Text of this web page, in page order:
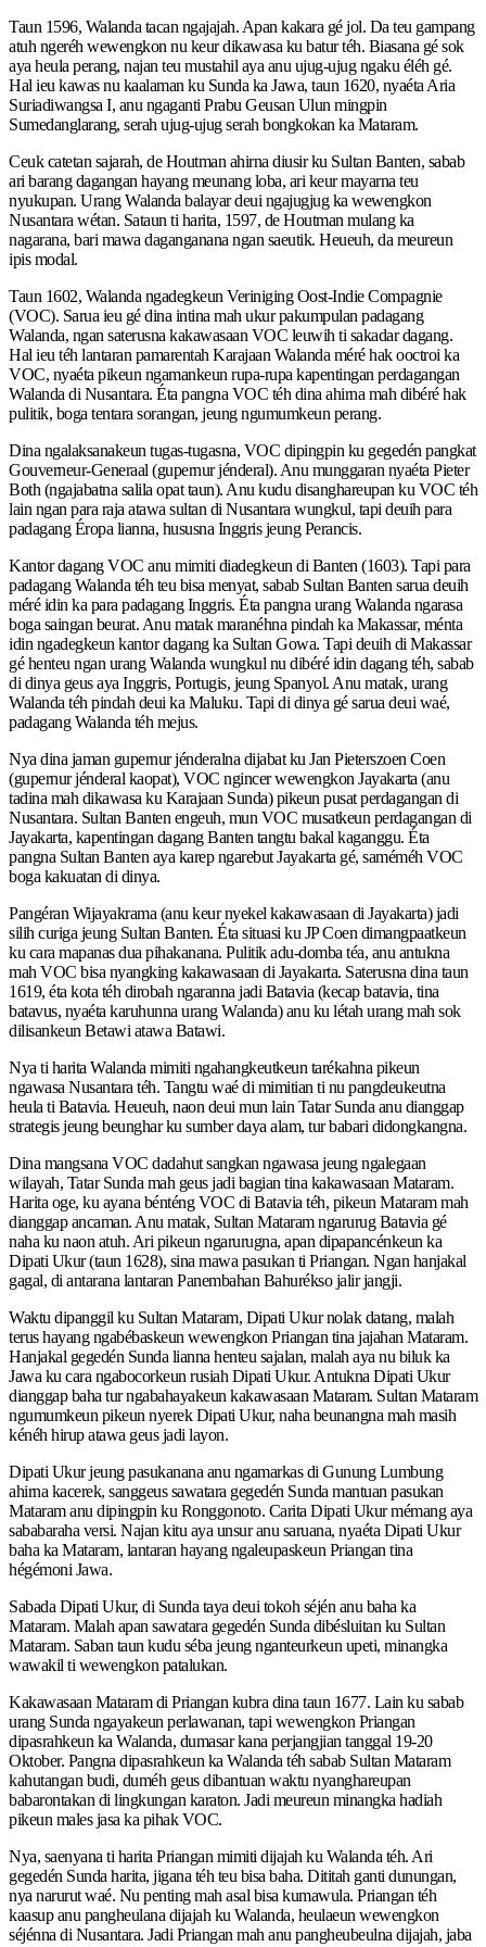
Taun 1596, Walanda tacan ngajajah. Apan kakara gé jol. Da teu gampang
atuh ngeréh wewengkon nu keur dikawasa ku batur téh. Biasana gé sok
aya heula perang, najan teu mustahil aya anu ujug-ujug ngaku éléh gé.
Hal ieu kawas nu kaalaman ku Sunda ka Jawa, taun 1620, nyaéta Aria
Suriadiwangsa I, anu ngaganti Prabu Geusan Ulun mingpin
Sumedanglarang, serah ujug-ujug serah bongkokan ka Mataram.
Ceuk catetan sajarah, de Houtman ahirna diusir ku Sultan Banten, sabab
ari barang dagangan hayang meunang loba, ari keur mayarna teu
nyukupan. Urang Walanda balayar deui ngajugjug ka wewengkon
Nusantara wétan. Sataun ti harita, 1597, de Houtman mulang ka
nagarana, bari mawa daganganana ngan saeutik. Heueuh, da meureun
ipis modal.
Taun 1602, Walanda ngadegkeun Veriniging Oost-Indie Compagnie
(VOC). Sarua ieu gé dina intina mah ukur pakumpulan padagang
Walanda, ngan saterusna kakawasaan VOC leuwih ti sakadar dagang.
Hal ieu téh lantaran pamarentah Karajaan Walanda méré hak ooctroi ka
VOC, nyaéta pikeun ngamankeun rupa-rupa kapentingan perdagangan
Walanda di Nusantara. Éta pangna VOC téh dina ahirna mah dibéré hak
pulitik, boga tentara sorangan, jeung ngumumkeun perang.
Dina ngalaksanakeun tugas-tugasna, VOC dipingpin ku gegedén pangkat
Gouverneur-Generaal (gupernur jénderal). Anu munggaran nyaéta Pieter
Both (ngajabatna salila opat taun). Anu kudu disanghareupan ku VOC téh
lain ngan para raja atawa sultan di Nusantara wungkul, tapi deuih para
padagang Éropa lianna, hususna Inggris jeung Perancis.
Kantor dagang VOC anu mimiti diadegkeun di Banten (1603). Tapi para
padagang Walanda téh teu bisa menyat, sabab Sultan Banten sarua deuih
méré idin ka para padagang Inggris. Éta pangna urang Walanda ngarasa
boga saingan beurat. Anu matak maranéhna pindah ka Makassar, ménta
idin ngadegkeun kantor dagang ka Sultan Gowa. Tapi deuih di Makassar
gé henteu ngan urang Walanda wungkul nu dibéré idin dagang téh, sabab
di dinya geus aya Inggris, Portugis, jeung Spanyol. Anu matak, urang
Walanda téh pindah deui ka Maluku. Tapi di dinya gé sarua deui waé,
padagang Walanda téh mejus.
Nya dina jaman gupernur jénderalna dijabat ku Jan Pieterszoen Coen
(gupernur jénderal kaopat), VOC ngincer wewengkon Jayakarta (anu
tadina mah dikawasa ku Karajaan Sunda) pikeun pusat perdagangan di
Nusantara. Sultan Banten engeuh, mun VOC musatkeun perdagangan di
Jayakarta, kapentingan dagang Banten tangtu bakal kaganggu. Éta
pangna Sultan Banten aya karep ngarebut Jayakarta gé, saméméh VOC
boga kakuatan di dinya.
Pangéran Wijayakrama (anu keur nyekel kakawasaan di Jayakarta) jadi
silih curiga jeung Sultan Banten. Éta situasi ku JP Coen dimangpaatkeun
ku cara mapanas dua pihakanana. Pulitik adu-domba téa, anu antukna
mah VOC bisa nyangking kakawasaan di Jayakarta. Saterusna dina taun
1619, éta kota téh dirobah ngaranna jadi Batavia (kecap batavia, tina
batavus, nyaéta karuhunna urang Walanda) anu ku létah urang mah sok
dilisankeun Betawi atawa Batawi.
Nya ti harita Walanda mimiti ngahangkeutkeun tarékahna pikeun
ngawasa Nusantara téh. Tangtu waé di mimitian ti nu pangdeukeutna
heula ti Batavia. Heueuh, naon deui mun lain Tatar Sunda anu dianggap
strategis jeung beunghar ku sumber daya alam, tur babari didongkangna.
Dina mangsana VOC dadahut sangkan ngawasa jeung ngalegaan
wilayah, Tatar Sunda mah geus jadi bagian tina kakawasaan Mataram.
Harita oge, ku ayana bénténg VOC di Batavia téh, pikeun Mataram mah
dianggap ancaman. Anu matak, Sultan Mataram ngarurug Batavia gé
naha ku naon atuh. Ari pikeun ngarurugna, apan dipapancénkeun ka
Dipati Ukur (taun 1628), sina mawa pasukan ti Priangan. Ngan hanjakal
gagal, di antarana lantaran Panembahan Bahurékso jalir jangji.
Waktu dipanggil ku Sultan Mataram, Dipati Ukur nolak datang, malah
terus hayang ngabébaskeun wewengkon Priangan tina jajahan Mataram.
Hanjakal gegedén Sunda lianna henteu sajalan, malah aya nu biluk ka
Jawa ku cara ngabocorkeun rusiah Dipati Ukur. Antukna Dipati Ukur
dianggap baha tur ngabahayakeun kakawasaan Mataram. Sultan Mataram
ngumumkeun pikeun nyerek Dipati Ukur, naha beunangna mah masih
kénéh hirup atawa geus jadi layon.
Dipati Ukur jeung pasukanana anu ngamarkas di Gunung Lumbung
ahirna kacerek, sanggeus sawatara gegedén Sunda mantuan pasukan
Mataram anu dipingpin ku Ronggonoto. Carita Dipati Ukur mémang aya
sababaraha versi. Najan kitu aya unsur anu saruana, nyaéta Dipati Ukur
baha ka Mataram, lantaran hayang ngaleupaskeun Priangan tina
hégémoni Jawa.
Sabada Dipati Ukur, di Sunda taya deui tokoh séjén anu baha ka
Mataram. Malah apan sawatara gegedén Sunda dibésluitan ku Sultan
Mataram. Saban taun kudu séba jeung nganteurkeun upeti, minangka
wawakil ti wewengkon patalukan.
Kakawasaan Mataram di Priangan kubra dina taun 1677. Lain ku sabab
urang Sunda ngayakeun perlawanan, tapi wewengkon Priangan
dipasrahkeun ka Walanda, dumasar kana perjangjian tanggal 19-20
Oktober. Pangna dipasrahkeun ka Walanda téh sabab Sultan Mataram
kahutangan budi, duméh geus dibantuan waktu nyanghareupan
babarontakan di lingkungan karaton. Jadi meureun minangka hadiah
pikeun males jasa ka pihak VOC.
Nya, saenyana ti harita Priangan mimiti dijajah ku Walanda téh. Ari
gegedén Sunda harita, jigana téh teu bisa baha. Dititah ganti dunungan,
nya narurut waé. Nu penting mah asal bisa kumawula. Priangan téh
kaasup anu pangheulana dijajah ku Walanda, heulaeun wewengkon
séjénna di Nusantara. Jadi Priangan mah anu pangheubeulna dijajah, jaba